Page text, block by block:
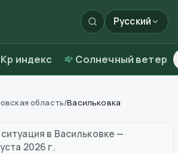
Русский
Kp индекс Солнечный ветер
область/Васильковка
в Васильковке —
2026 г.